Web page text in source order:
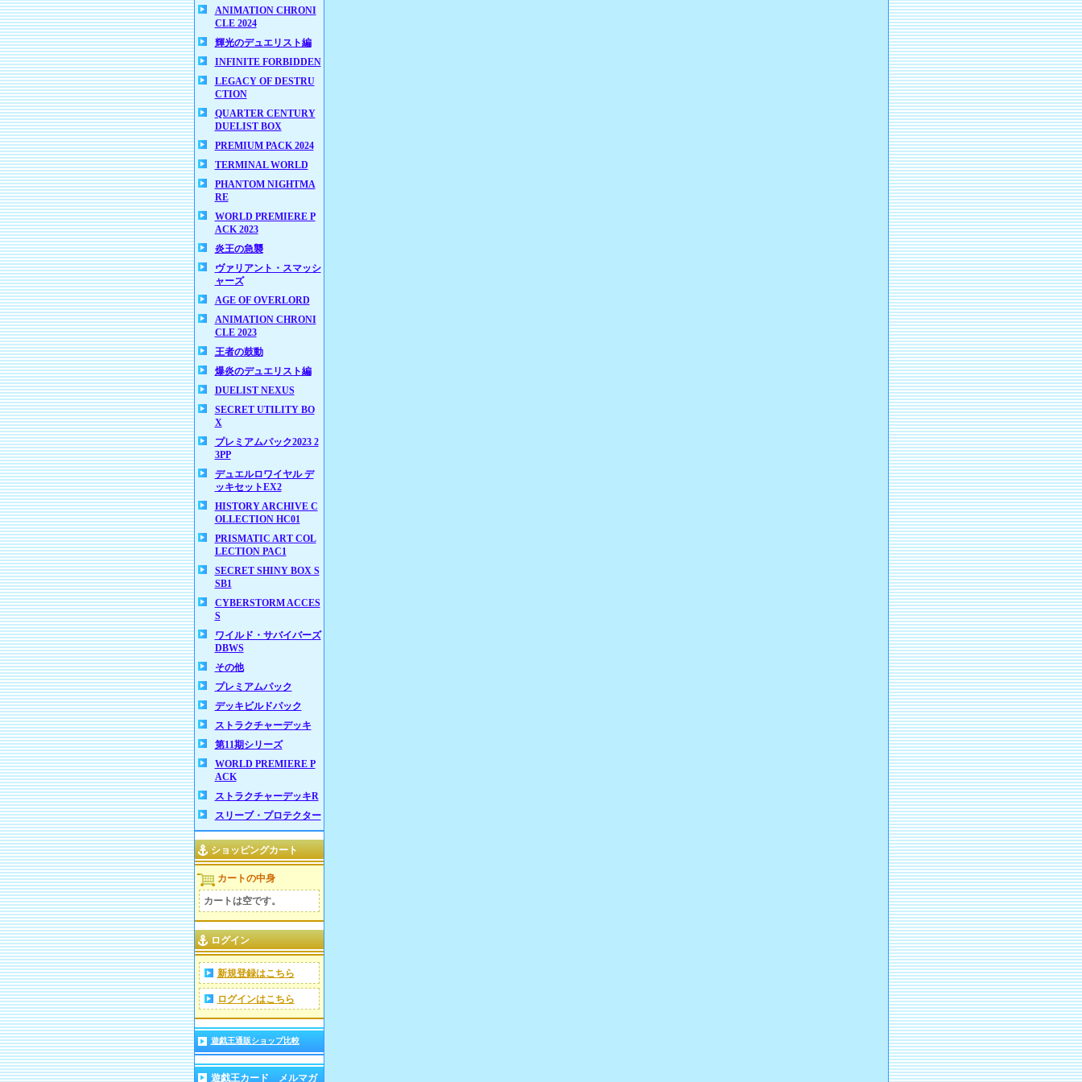
ANIMATION CHRONI
CLE 2024
輝光のデュエリスト編
INFINITE FORBIDDEN
LEGACY OF DESTRU
CTION
QUARTER CENTURY
DUELIST BOX
PREMIUM PACK 2024
TERMINAL WORLD
PHANTOM NIGHTMA
RE
WORLD PREMIERE P
ACK 2023
炎王の急襲
ヴァリアント・スマッシ
ャーズ
AGE OF OVERLORD
ANIMATION CHRONI
CLE 2023
王者の鼓動
爆炎のデュエリスト編
DUELIST NEXUS
SECRET UTILITY BO
X
プレミアムパック2023 2
3PP
デュエルロワイヤル デ
ッキセットEX2
HISTORY ARCHIVE C
OLLECTION HC01
PRISMATIC ART COL
LECTION PAC1
SECRET SHINY BOX S
SB1
CYBERSTORM ACCES
S
ワイルド・サバイバーズ
DBWS
その他
プレミアムパック
デッキビルドパック
ストラクチャーデッキ
第11期シリーズ
WORLD PREMIERE P
ACK
ストラクチャーデッキR
スリーブ・プロテクター
ショッピングカート
カートの中身
カートは空です。
ログイン
新規登録はこちら
ログインはこちら
遊戯王通販ショップ比較
遊戯王カード メルマガ